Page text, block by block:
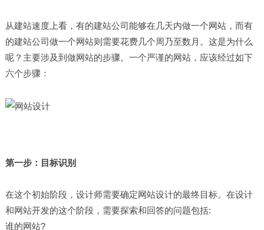
从建站速度上看，有的建站公司能够在几天内做一个网站，而有
的建站公司做一个网站则需要花费几个周乃至数月。这是为什么
呢？主要涉及到做网站的步骤。一个严谨的网站，应该经过如下
六个步骤：
第一步：目标识别
在这个初始阶段，设计师需要确定网站设计的最终目标。在设计
和网站开发的这个阶段，需要探索和回答的问题包括:
谁的网站?